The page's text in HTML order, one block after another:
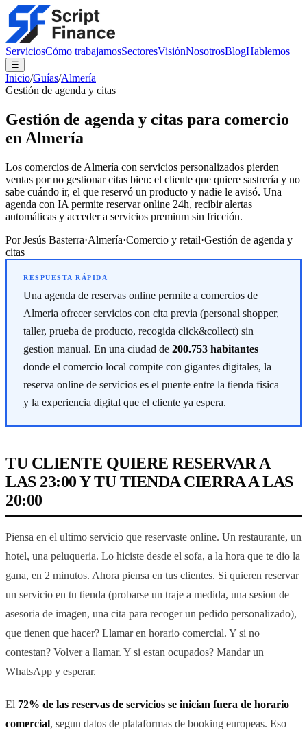
ServiciosCómo trabajamosSectoresVisiónNosotrosBlogHablemos
☰
Inicio/Guías/Almería
Gestión de agenda y citas
Gestión de agenda y citas para comercio
en Almería
Los comercios de Almería con servicios personalizados pierden
ventas por no gestionar citas bien: el cliente que quiere sastrería y no
sabe cuándo ir, el que reservó un producto y nadie le avisó. Una
agenda con IA permite reservar online 24h, recibir alertas
automáticas y acceder a servicios premium sin fricción.
PorJesús Basterra·Almería·Comercio y retail·Gestión de agenda y
citas
Una agenda de reservas online permite a comercios de
Almeria ofrecer servicios con cita previa (personal shopper,
taller, prueba de producto, recogida click&collect) sin
gestion manual. En una ciudad de 200.753 habitantes
donde el comercio local compite con gigantes digitales, la
reserva online de servicios es el puente entre la tienda fisica
y la experiencia digital que el cliente ya espera.
TU CLIENTE QUIERE RESERVAR A
LAS 23:00 Y TU TIENDA CIERRA A LAS
20:00
Piensa en el ultimo servicio que reservaste online. Un restaurante, un
hotel, una peluqueria. Lo hiciste desde el sofa, a la hora que te dio la
gana, en 2 minutos. Ahora piensa en tus clientes. Si quieren reservar
un servicio en tu tienda (probarse un traje a medida, una sesion de
asesoria de imagen, una cita para recoger un pedido personalizado),
que tienen que hacer? Llamar en horario comercial. Y si no
contestan? Volver a llamar. Y si estan ocupados? Mandar un
WhatsApp y esperar.
El 72% de las reservas de servicios se inician fuera de horario
comercial, segun datos de plataformas de booking europeas. Eso